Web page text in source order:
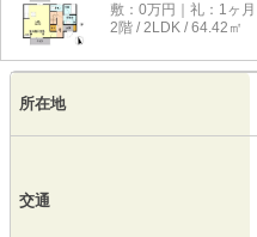
敷：0万円｜礼：1ヶ月
2階 / 2LDK / 64.42㎡
所在地
交通